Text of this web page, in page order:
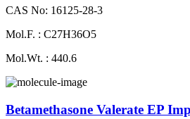
CAS No: 16125-28-3
Mol.F. : C27H36O5
Mol.Wt. : 440.6
Betamethasone Valerate EP